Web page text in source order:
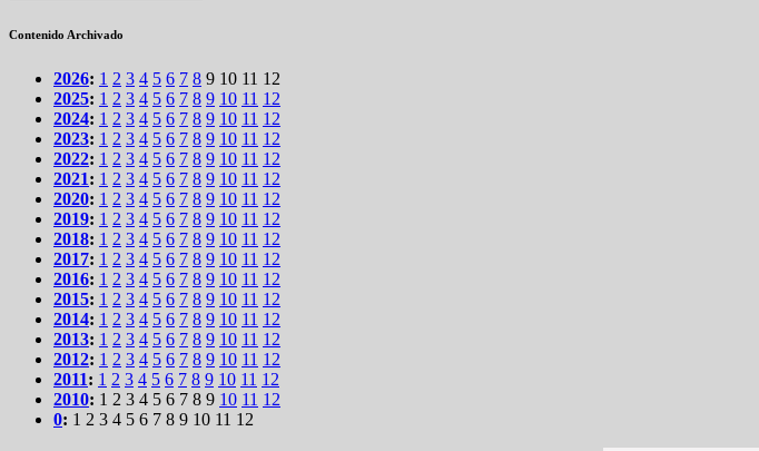
Contenido Archivado
2026: 1 2 3 4 5 6 7 8 9 10 11 12
2025: 1 2 3 4 5 6 7 8 9 10 11 12
2024: 1 2 3 4 5 6 7 8 9 10 11 12
2023: 1 2 3 4 5 6 7 8 9 10 11 12
2022: 1 2 3 4 5 6 7 8 9 10 11 12
2021: 1 2 3 4 5 6 7 8 9 10 11 12
2020: 1 2 3 4 5 6 7 8 9 10 11 12
2019: 1 2 3 4 5 6 7 8 9 10 11 12
2018: 1 2 3 4 5 6 7 8 9 10 11 12
2017: 1 2 3 4 5 6 7 8 9 10 11 12
2016: 1 2 3 4 5 6 7 8 9 10 11 12
2015: 1 2 3 4 5 6 7 8 9 10 11 12
2014: 1 2 3 4 5 6 7 8 9 10 11 12
2013: 1 2 3 4 5 6 7 8 9 10 11 12
2012: 1 2 3 4 5 6 7 8 9 10 11 12
2011: 1 2 3 4 5 6 7 8 9 10 11 12
2010: 1 2 3 4 5 6 7 8 9 10 11 12
0: 1 2 3 4 5 6 7 8 9 10 11 12